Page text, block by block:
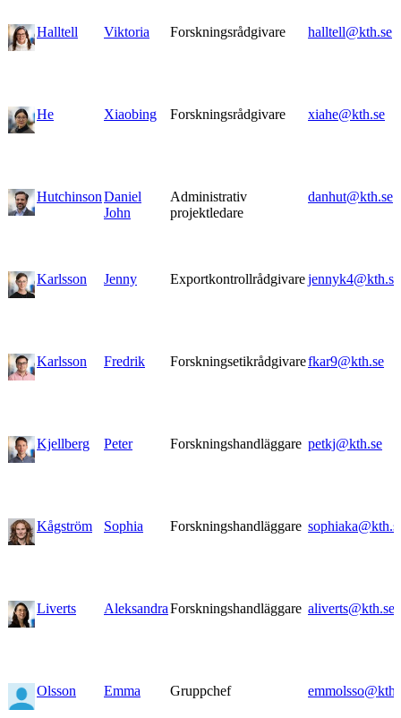
Halltell Viktoria Forskningsrådgivare halltell@kth.se
He Xiaobing Forskningsrådgivare xiahe@kth.se
HutchinsonDaniel
John
Administrativ
projektledare
danhut@kth.se
Karlsson Jenny Exportkontrollrådgivarejennyk4@kth.se
Karlsson Fredrik Forskningsetikrådgivarefkar9@kth.se
Kjellberg Peter Forskningshandläggare petkj@kth.se
Kågström Sophia Forskningshandläggare
Liverts AleksandraForskningshandläggare aliverts@kth.se
Olsson Emma Gruppchef